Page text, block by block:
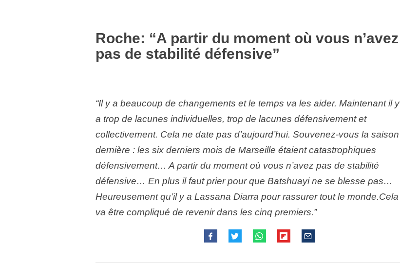
Roche: “A partir du moment où vous n’avez
pas de stabilité défensive”
“Il y a beaucoup de changements et le temps va les aider. Maintenant il y
a trop de lacunes individuelles, trop de lacunes défensivement et
collectivement. Cela ne date pas d’aujourd’hui. Souvenez-vous la saison
dernière : les six derniers mois de Marseille étaient catastrophiques
défensivement… A partir du moment où vous n’avez pas de stabilité
défensive… En plus il faut prier pour que Batshuayi ne se blesse pas…
Heureusement qu’il y a Lassana Diarra pour rassurer tout le monde.Cela
va être compliqué de revenir dans les cinq premiers.”